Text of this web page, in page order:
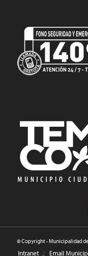
© Copyright - Municipalidad de
Intranet Email